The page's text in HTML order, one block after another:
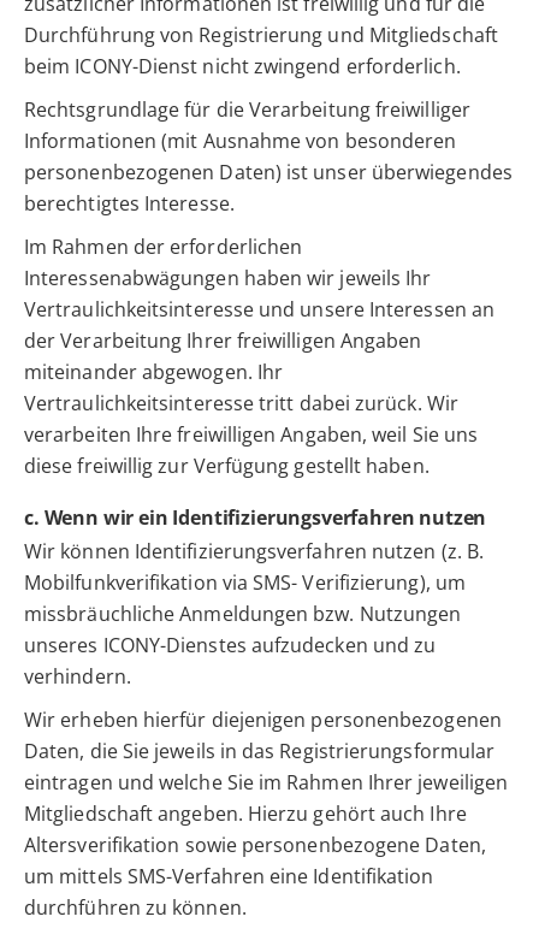
Durchführung von Registrierung und Mitgliedschaft
beim ICONY-Dienst nicht zwingend erforderlich.
Rechtsgrundlage für die Verarbeitung freiwilliger
Informationen (mit Ausnahme von besonderen
personenbezogenen Daten) ist unser überwiegendes
berechtigtes Interesse.
Im Rahmen der erforderlichen
Interessenabwägungen haben wir jeweils Ihr
Vertraulichkeitsinteresse und unsere Interessen an
der Verarbeitung Ihrer freiwilligen Angaben
miteinander abgewogen. Ihr
Vertraulichkeitsinteresse tritt dabei zurück. Wir
verarbeiten Ihre freiwilligen Angaben, weil Sie uns
diese freiwillig zur Verfügung gestellt haben.
c. Wenn wir ein Identifizierungsverfahren nutzen
Wir können Identifizierungsverfahren nutzen (z. B.
Mobilfunkverifikation via SMS- Verifizierung), um
missbräuchliche Anmeldungen bzw. Nutzungen
unseres ICONY-Dienstes aufzudecken und zu
verhindern.
Wir erheben hierfür diejenigen personenbezogenen
Daten, die Sie jeweils in das Registrierungsformular
eintragen und welche Sie im Rahmen Ihrer jeweiligen
Mitgliedschaft angeben. Hierzu gehört auch Ihre
Altersverifikation sowie personenbezogene Daten,
um mittels SMS-Verfahren eine Identifikation
durchführen zu können.